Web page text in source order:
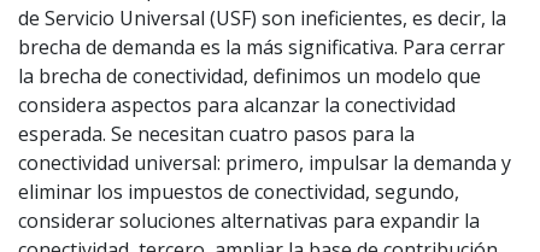
de Servicio Universal (USF) son ineficientes, es decir, la
brecha de demanda es la más significativa. Para cerrar
la brecha de conectividad, definimos un modelo que
considera aspectos para alcanzar la conectividad
esperada. Se necesitan cuatro pasos para la
conectividad universal: primero, impulsar la demanda y
eliminar los impuestos de conectividad, segundo,
considerar soluciones alternativas para expandir la